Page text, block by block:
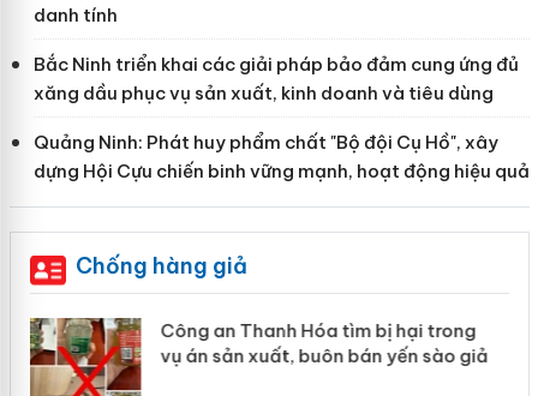
danh tính
Bắc Ninh triển khai các giải pháp bảo đảm cung ứng đủ
xăng dầu phục vụ sản xuất, kinh doanh và tiêu dùng
Quảng Ninh: Phát huy phẩm chất "Bộ đội Cụ Hồ", xây
dựng Hội Cựu chiến binh vững mạnh, hoạt động hiệu quả
Chống hàng giả
Lào Cai xử lý 83 vụ vi phạm thương mại
trong tháng 7